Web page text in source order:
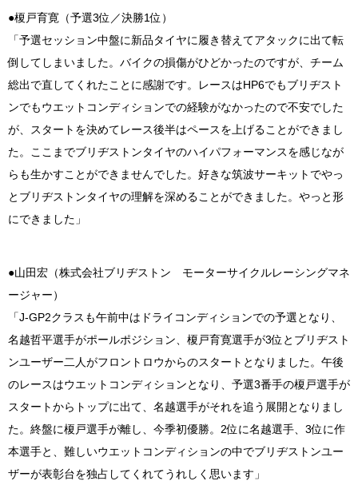
●榎戸育寛（予選3位／決勝1位）
「予選セッション中盤に新品タイヤに履き替えてアタックに出て転
倒してしまいました。バイクの損傷がひどかったのですが、チーム
総出で直してくれたことに感謝です。レースはHP6でもブリヂスト
ンでもウエットコンディションでの経験がなかったので不安でした
が、スタートを決めてレース後半はペースを上げることができまし
た。ここまでブリヂストンタイヤのハイパフォーマンスを感じなが
らも生かすことができませんでした。好きな筑波サーキットでやっ
とブリヂストンタイヤの理解を深めることができました。やっと形
にできました」
●山田宏（株式会社ブリヂストン モーターサイクルレーシングマネ
ージャー）
「J-GP2クラスも午前中はドライコンディションでの予選となり、
名越哲平選手がポールポジション、榎戸育寛選手が3位とブリヂスト
ンユーザー二人がフロントロウからのスタートとなりました。午後
のレースはウエットコンディションとなり、予選3番手の榎戸選手が
スタートからトップに出て、名越選手がそれを追う展開となりまし
た。終盤に榎戸選手が離し、今季初優勝。2位に名越選手、3位に作
本選手と、難しいウエットコンディションの中でブリヂストンユー
ザーが表彰台を独占してくれてうれしく思います」